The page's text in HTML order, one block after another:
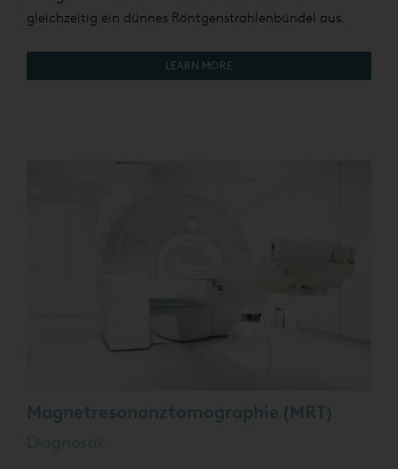
gleichzeitig ein dünnes Röntgenstrahlenbündel aus.
LEARN MORE
Magnetresonanztomographie (MRT)
Diagnostik